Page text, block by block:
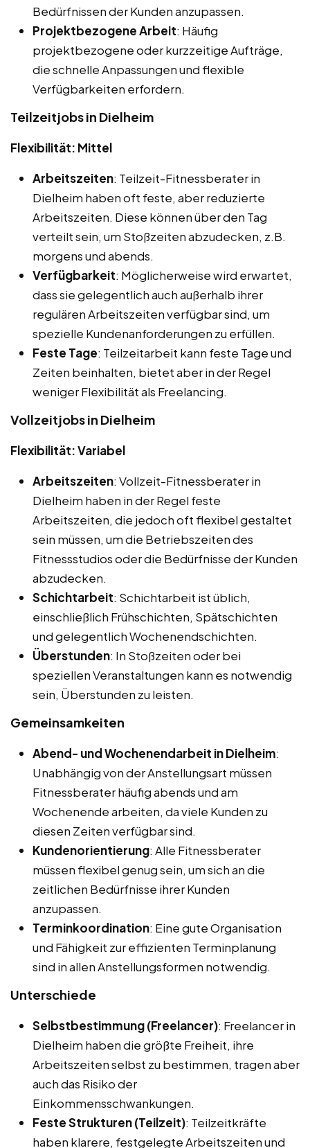
Bedürfnissen der Kunden anzupassen.
Projektbezogene Arbeit: Häufig
projektbezogene oder kurzzeitige Aufträge,
die schnelle Anpassungen und flexible
Verfügbarkeiten erfordern.
Teilzeitjobs in Dielheim
Flexibilität: Mittel
Arbeitszeiten: Teilzeit-Fitnessberater in
Dielheim haben oft feste, aber reduzierte
Arbeitszeiten. Diese können über den Tag
verteilt sein, um Stoßzeiten abzudecken, z.B.
morgens und abends.
Verfügbarkeit: Möglicherweise wird erwartet,
dass sie gelegentlich auch außerhalb ihrer
regulären Arbeitszeiten verfügbar sind, um
spezielle Kundenanforderungen zu erfüllen.
Feste Tage: Teilzeitarbeit kann feste Tage und
Zeiten beinhalten, bietet aber in der Regel
weniger Flexibilität als Freelancing.
Vollzeitjobs in Dielheim
Flexibilität: Variabel
Arbeitszeiten: Vollzeit-Fitnessberater in
Dielheim haben in der Regel feste
Arbeitszeiten, die jedoch oft flexibel gestaltet
sein müssen, um die Betriebszeiten des
Fitnessstudios oder die Bedürfnisse der Kunden
abzudecken.
Schichtarbeit: Schichtarbeit ist üblich,
einschließlich Frühschichten, Spätschichten
und gelegentlich Wochenendschichten.
Überstunden: In Stoßzeiten oder bei
speziellen Veranstaltungen kann es notwendig
sein, Überstunden zu leisten.
Gemeinsamkeiten
Abend- und Wochenendarbeit in Dielheim:
Unabhängig von der Anstellungsart müssen
Fitnessberater häufig abends und am
Wochenende arbeiten, da viele Kunden zu
diesen Zeiten verfügbar sind.
Kundenorientierung: Alle Fitnessberater
müssen flexibel genug sein, um sich an die
zeitlichen Bedürfnisse ihrer Kunden
anzupassen.
Terminkoordination: Eine gute Organisation
und Fähigkeit zur effizienten Terminplanung
sind in allen Anstellungsformen notwendig.
Unterschiede
Selbstbestimmung (Freelancer): Freelancer in
Dielheim haben die größte Freiheit, ihre
Arbeitszeiten selbst zu bestimmen, tragen aber
auch das Risiko der
Einkommensschwankungen.
Feste Strukturen (Teilzeit): Teilzeitkräfte
haben klarere, festgelegte Arbeitszeiten und